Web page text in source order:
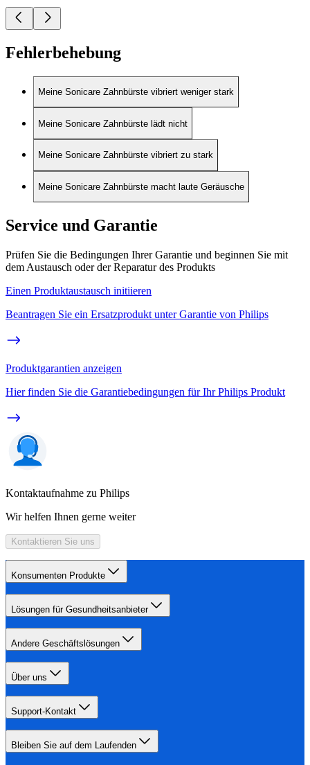
Fehlerbehebung
Meine Sonicare Zahnbürste vibriert weniger stark
Meine Sonicare Zahnbürste lädt nicht
Meine Sonicare Zahnbürste vibriert zu stark
Meine Sonicare Zahnbürste macht laute Geräusche
Service und Garantie
Prüfen Sie die Bedingungen Ihrer Garantie und beginnen Sie mit
dem Austausch oder der Reparatur des Produkts
Einen Produktaustausch initiieren
Beantragen Sie ein Ersatzprodukt unter Garantie von Philips
Produktgarantien anzeigen
Hier finden Sie die Garantiebedingungen für Ihr Philips Produkt
Kontaktaufnahme zu Philips
Wir helfen Ihnen gerne weiter
Kontaktieren Sie uns
Konsumenten Produkte
Lösungen für Gesundheitsanbieter
Andere Geschäftslösungen
Über uns
Support-Kontakt
Bleiben Sie auf dem Laufenden